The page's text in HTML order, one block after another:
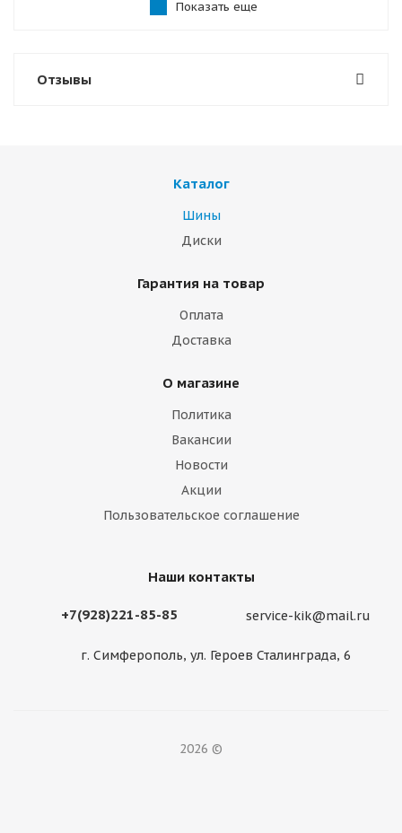
Показать еще
Отзывы
Каталог
Шины
Диски
Гарантия на товар
Оплата
Доставка
О магазине
Политика
Вакансии
Новости
Акции
Пользовательское соглашение
Наши контакты
+7(928)221-85-85 service-kik@mail.ru
г. Симферополь, ул. Героев Сталинграда, 6
2026 ©